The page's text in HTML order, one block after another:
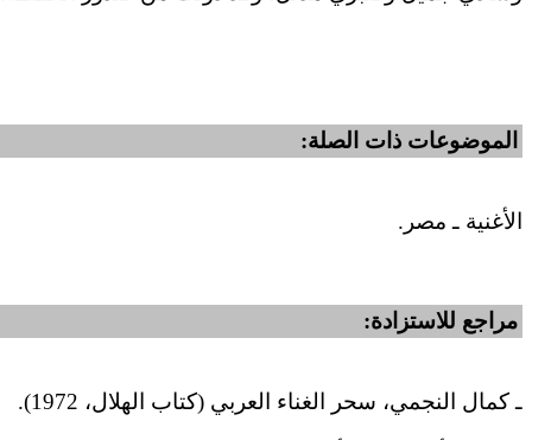
الموضوعات ذات الصلة:
الأغنية ـ مصر.
مراجع للاستزادة:
ـ كمال النجمي، سحر الغناء العربي (كتاب الهلال، 1972).